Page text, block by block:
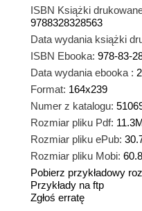
ISBN Książki
9788328328563
Data wydania książki
ISBN Ebooka: 978-83-
Data wydania ebooka :
Format: 164x239
Numer z katalogu:
Rozmiar pliku Pdf:
Rozmiar pliku ePub:
Rozmiar pliku Mobi:
Pobierz przykładowy
Przykłady na ftp
Zgłoś erratę